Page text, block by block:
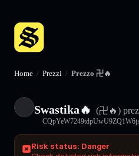
Home / Prezzi / Prezzo 卍🔥
Swastika🔥 (卍🔥)
Risk status: Danger